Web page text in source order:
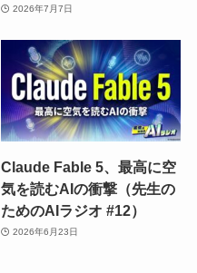
2026年7月7日
Claude Fable 5、最高に空
気を読むAIの衝撃（先生の
ためのAIラジオ #12）
2026年6月23日